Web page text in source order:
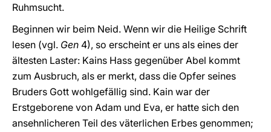
Ruhmsucht.
Beginnen wir beim Neid. Wenn wir die Heilige Schrift
lesen (vgl. Gen 4), so erscheint er uns als eines der
ältesten Laster: Kains Hass gegenüber Abel kommt
zum Ausbruch, als er merkt, dass die Opfer seines
Bruders Gott wohlgefällig sind. Kain war der
Erstgeborene von Adam und Eva, er hatte sich den
ansehnlicheren Teil des väterlichen Erbes genommen;